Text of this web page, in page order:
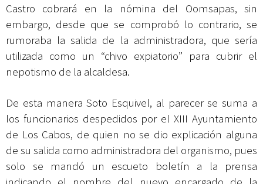
Castro cobrará en la nómina del Oomsapas, sin
embargo, desde que se comprobó lo contrario, se
rumoraba la salida de la administradora, que sería
utilizada como un “chivo expiatorio” para cubrir el
nepotismo de la alcaldesa.
De esta manera Soto Esquivel, al parecer se suma a
los funcionarios despedidos por el XIII Ayuntamiento
de Los Cabos, de quien no se dio explicación alguna
de su salida como administradora del organismo, pues
solo se mandó un escueto boletín a la prensa